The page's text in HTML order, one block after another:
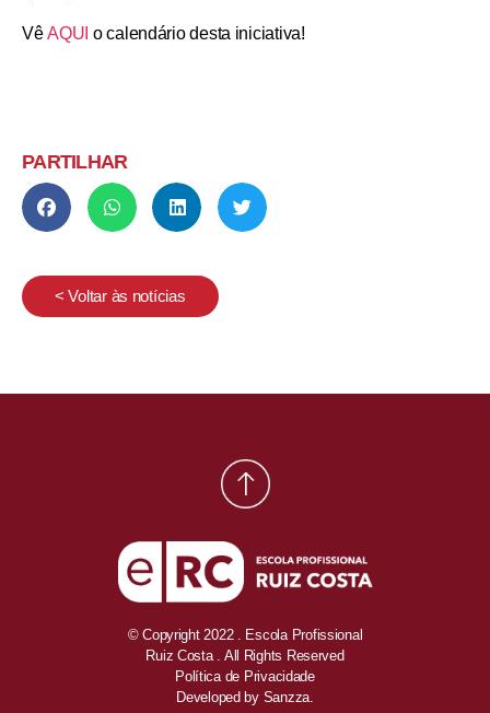
VêAQUI o calendário desta iniciativa!
PARTILHAR
< Voltar às notícias
© Copyright 2022 . Escola Profissional
Ruiz Costa . All Rights Reserved
Política de Privacidade
Developed by Sanzza.